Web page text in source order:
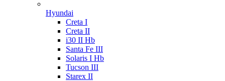
Hyundai
Creta I
Creta II
i30 II Hb
Santa Fe III
Solaris I Hb
Tucson III
Starex II